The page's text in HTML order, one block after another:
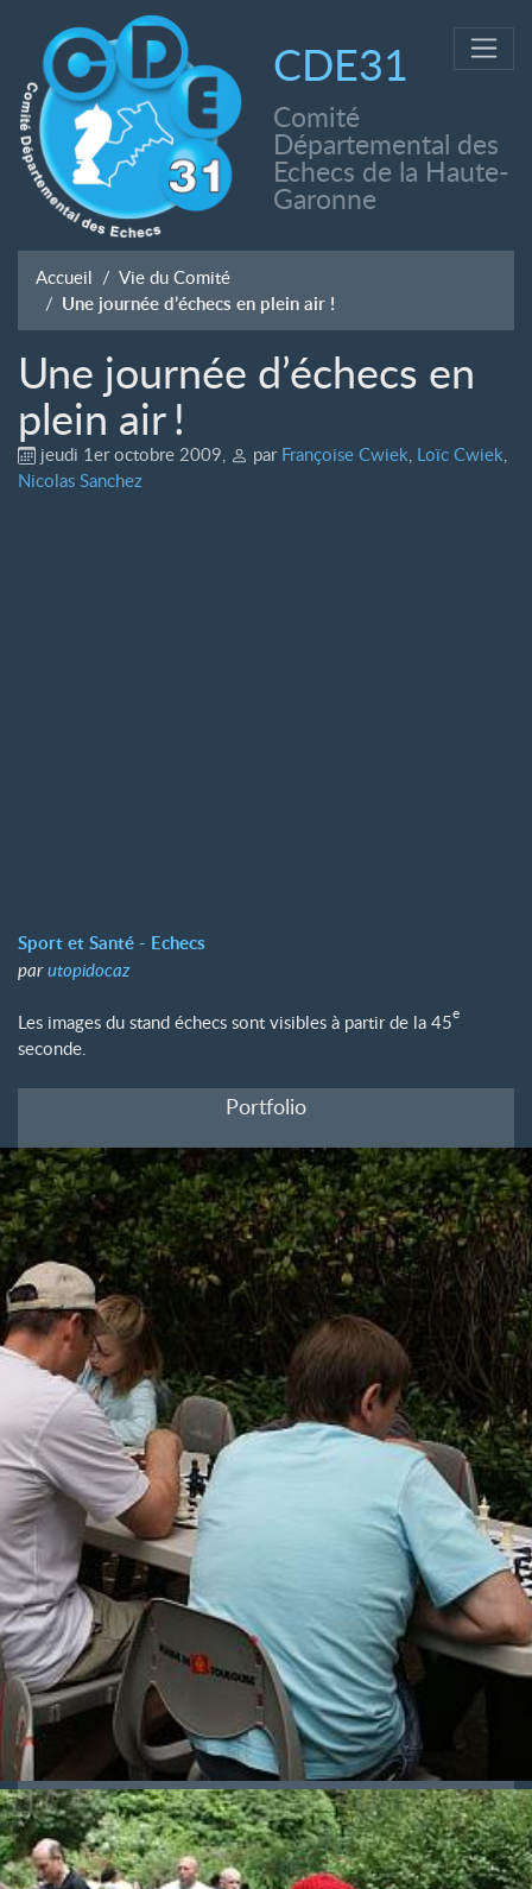
CDE31
Comité
Départemental des
Echecs de la Haute-
Garonne
Accueil Vie du Comité
Une journée d’échecs en plein air !
Une journée d’échecs en
plein air!
jeudi 1er octobre 2009, par Françoise Cwiek, Loïc Cwiek,
Nicolas Sanchez
Sport et Santé - Echecs
parutopidocaz
Les images du stand échecs sont visibles à partir de la 45e
seconde.
Portfolio